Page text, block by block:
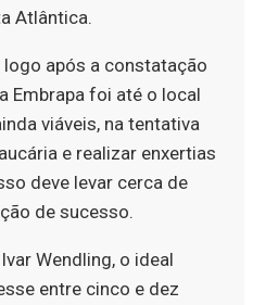
Atlântica.
após a constatação
Embrapa foi até o local
viáveis, na tentativa
e realizar enxertias
deve levar cerca de
de sucesso.
Wendling, o ideal
entre cinco e dez